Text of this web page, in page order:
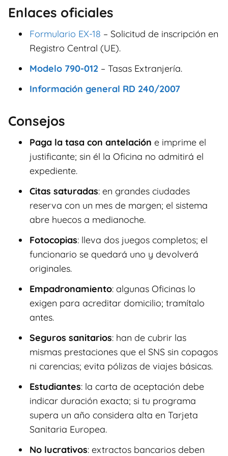
Enlaces oficiales
Formulario EX-18 – Solicitud de inscripción en
Registro Central (UE).
Modelo 790-012 – Tasas Extranjería.
Información general RD 240/2007
Consejos
Paga la tasa con antelación e imprime el
justificante; sin él la Oficina no admitirá el
expediente.
Citas saturadas: en grandes ciudades
reserva con un mes de margen; el sistema
abre huecos a medianoche.
Fotocopias: lleva dos juegos completos; el
funcionario se quedará uno y devolverá
originales.
Empadronamiento: algunas Oficinas lo
exigen para acreditar domicilio; tramítalo
antes.
Seguros sanitarios: han de cubrir las
mismas prestaciones que el SNS sin copagos
ni carencias; evita pólizas de viajes básicas.
Estudiantes: la carta de aceptación debe
indicar duración exacta; si tu programa
supera un año considera alta en Tarjeta
Sanitaria Europea.
No lucrativos: extractos bancarios deben